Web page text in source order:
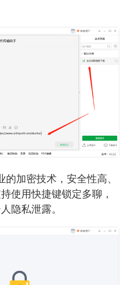
的加密技术，安全性高、
使用快捷键锁定多聊，
隐私泄露。